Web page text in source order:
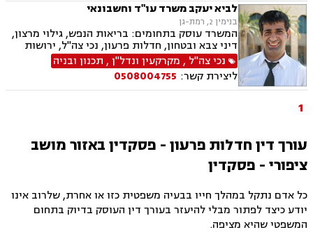
לביא יעקב משרד עו"ד וחשבונאי
בנימין 2, רמת-גן
המשרד עוסק בתחומים: בריאות הנפש, גילוי מרצון,
דיני צבא ובטחון, חדלות פרעון, נכי צה"ל, ירושות
וצוואות, רשויות מקומיות, לשון הרע, משרד הביטחון,
דיני עבודה, דיני ביטוח מיסים, דיני חוזים, חוקתי
ומנהלי, דיני מקרקעין, עסקאות מכר דירה
נכי צה"ל , מקרקעין ונדל"ן, תכנון ובניה
ליצירת קשר: 0508004755
1
עורך דין חדלות פרעון - פסקדין באזור מושב
ציפורי - פסקדין
כל אדם נתקל במהלך חייו בבעיה משפטית כזו או אחרת, שלרוב אינו
יודע כיצד לפתור מבלי להיעזר בעורך דין העוסק בדיוק בתחום
המשפטי שהיא מציפה.